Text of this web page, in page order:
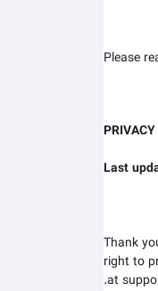
Please
Last
Thank
right to
at